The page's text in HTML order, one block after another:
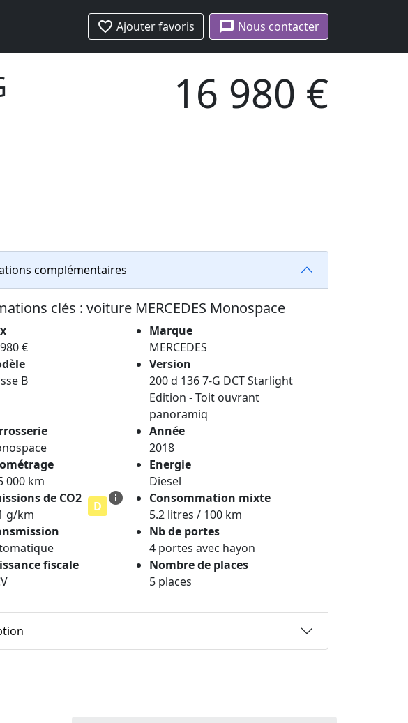
favorite_border Ajouter favoris message Nous contacter
16 980 €
complémentaires
clés : voiture MERCEDES Monospace
€
Marque
MERCEDES
B
Version
200 d 136 7-G DCT Starlight
Edition - Toit ouvrant
panoramiq
Année
2018
000 km
Energie
Diesel
de CO2
g/km
D info
Consommation mixte
5.2 litres / 100 km
Nb de portes
4 portes avec hayon
fiscale
Nombre de places
5 places